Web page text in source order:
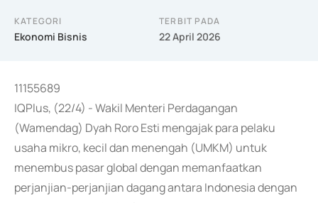
KATEGORI
Ekonomi Bisnis
TERBIT PADA
22 April 2026
11155689
IQPlus, (22/4) - Wakil Menteri Perdagangan
(Wamendag) Dyah Roro Esti mengajak para pelaku
usaha mikro, kecil dan menengah (UMKM) untuk
menembus pasar global dengan memanfaatkan
perjanjian-perjanjian dagang antara Indonesia dengan